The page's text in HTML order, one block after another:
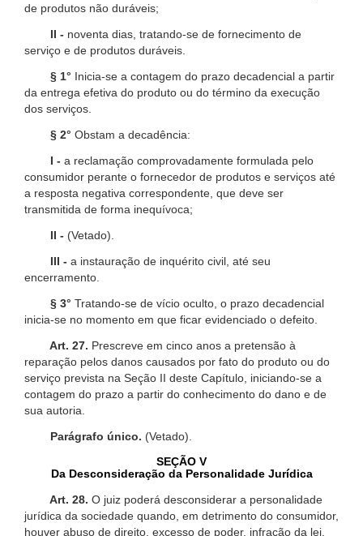
de produtos não duráveis;
II - noventa dias, tratando-se de fornecimento de
serviço e de produtos duráveis.
§ 1° Inicia-se a contagem do prazo decadencial a partir
da entrega efetiva do produto ou do término da execução
dos serviços.
§ 2° Obstam a decadência:
I - a reclamação comprovadamente formulada pelo
consumidor perante o fornecedor de produtos e serviços até
a resposta negativa correspondente, que deve ser
transmitida de forma inequívoca;
II - (Vetado).
III - a instauração de inquérito civil, até seu
encerramento.
§ 3° Tratando-se de vício oculto, o prazo decadencial
inicia-se no momento em que ficar evidenciado o defeito.
Art. 27. Prescreve em cinco anos a pretensão à
reparação pelos danos causados por fato do produto ou do
serviço prevista na Seção II deste Capítulo, iniciando-se a
contagem do prazo a partir do conhecimento do dano e de
sua autoria.
Parágrafo único. (Vetado).
SEÇÃO V
Da Desconsideração da Personalidade Jurídica
Art. 28. O juiz poderá desconsiderar a personalidade
jurídica da sociedade quando, em detrimento do consumidor,
houver abuso de direito, excesso de poder, infração da lei,